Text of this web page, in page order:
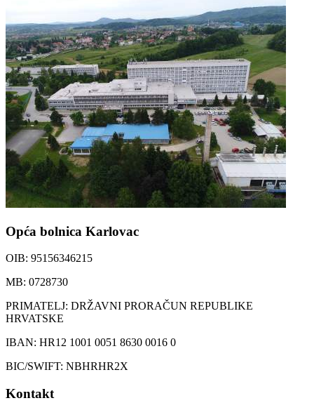
Opća bolnica Karlovac
OIB: 95156346215
MB: 0728730
PRIMATELJ: DRŽAVNI PRORAČUN REPUBLIKE
HRVATSKE
IBAN: HR12 1001 0051 8630 0016 0
BIC/SWIFT: NBHRHR2X
Kontakt